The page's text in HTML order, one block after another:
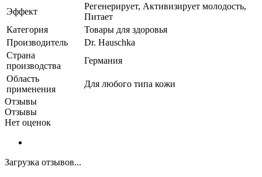
Эффект
Регенерирует, Активизирует молодость,
Питает
Категория
Товары для здоровья
Производитель
Dr. Hauschka
Страна
производства
Германия
Область
применения
Для любого типа кожи
Отзывы
Отзывы
Нет оценок
Загрузка отзывов...